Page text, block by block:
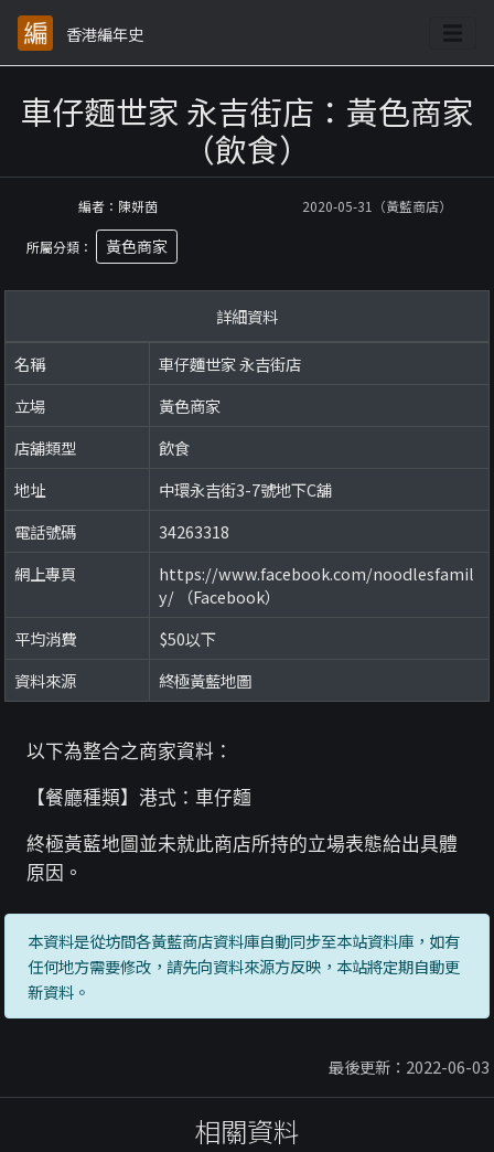
香港編年史
車仔麵世家 永吉街店：黃色商家
（飲食）
編者：陳妍茵 2020-05-31（黃藍商店）
所屬分類： 黃色商家
詳細資料
名稱
車仔麵世家 永吉街店
立場
黃色商家
店舖類型
飲食
地址
中環永吉街3-7號地下C舖
電話號碼
34263318
網上專頁
https://www.facebook.com/noodlesfamil
y/ （Facebook）
平均消費
$50以下
資料來源
終極黃藍地圖
以下為整合之商家資料：
【餐廳種類】港式：車仔麵
終極黃藍地圖並未就此商店所持的立場表態給出具體
原因。
本資料是從坊間各黃藍商店資料庫自動同步至本站資料庫，如有
任何地方需要修改，請先向資料來源方反映，本站將定期自動更
新資料。
最後更新：2022-06-03
相關資料